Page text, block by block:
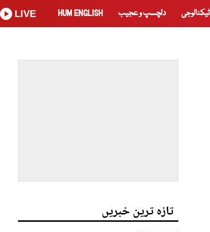
ٹیکنالوجی دلچسپ و عجیب HUM ENGLISH
LIVE
تازہ ترین خبریں